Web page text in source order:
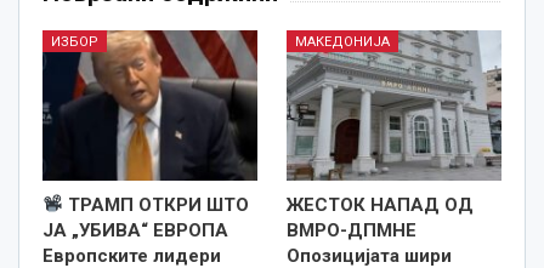
ИЗБОР
ТРАМП ОТКРИ ШТО
ЈА „УБИВА“ ЕВРОПА
Европските лидери
МАКЕДОНИЈА
ЖЕСТОК НАПАД ОД
ВМРО-ДПМНЕ
Опозицијата шири